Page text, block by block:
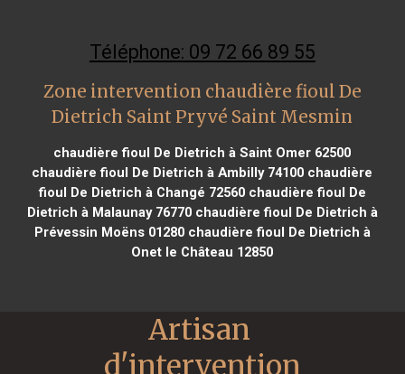
Téléphone: 09 72 66 89 55
Zone intervention chaudière fioul De
Dietrich Saint Pryvé Saint Mesmin
chaudière fioul De Dietrich à Saint Omer 62500
chaudière fioul De Dietrich à Ambilly 74100 chaudière
fioul De Dietrich à Changé 72560chaudière fioul De
Dietrich à Malaunay 76770chaudière fioul De Dietrich à
Prévessin Moëns 01280chaudière fioul De Dietrich à
Onet le Château 12850
Artisan
d'intervention